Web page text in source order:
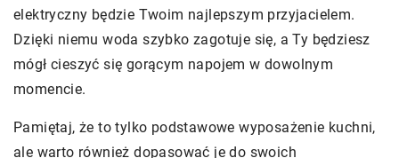
elektryczny będzie Twoim najlepszym przyjacielem.
Dzięki niemu woda szybko zagotuje się, a Ty będziesz
mógł cieszyć się gorącym napojem w dowolnym
momencie.
Pamiętaj, że to tylko podstawowe wyposażenie kuchni,
ale warto również dopasować je do swoich